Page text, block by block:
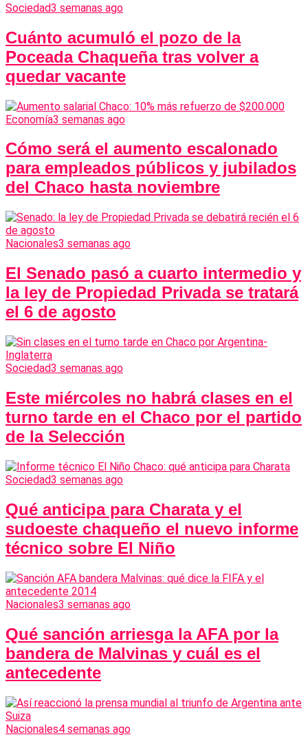
Sociedad3 semanas ago
Cuánto acumuló el pozo de la
Poceada Chaqueña tras volver a
quedar vacante
Economía3 semanas ago
Cómo será el aumento escalonado
para empleados públicos y jubilados
del Chaco hasta noviembre
Nacionales3 semanas ago
El Senado pasó a cuarto intermedio y
la ley de Propiedad Privada se tratará
el 6 de agosto
Sociedad3 semanas ago
Este miércoles no habrá clases en el
turno tarde en el Chaco por el partido
de la Selección
Sociedad3 semanas ago
Qué anticipa para Charata y el
sudoeste chaqueño el nuevo informe
técnico sobre El Niño
Nacionales3 semanas ago
Qué sanción arriesga la AFA por la
bandera de Malvinas y cuál es el
antecedente
Nacionales4 semanas ago